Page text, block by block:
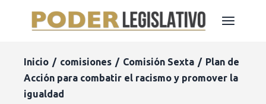
Inicio comisiones Comisión Sexta
Plan de
Acción para combatir el racismo y promover la
igualdad